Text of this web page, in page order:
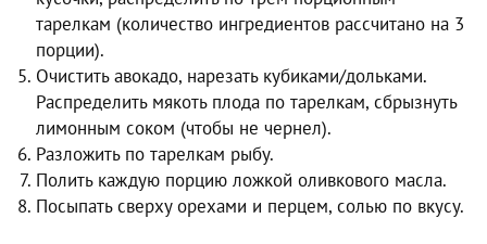
тарелкам (количество ингредиентов рассчитано на 3
порции).
Очистить авокадо, нарезать кубиками/дольками.
Распределить мякоть плода по тарелкам, сбрызнуть
лимонным соком (чтобы не чернел).
Разложить по тарелкам рыбу.
Полить каждую порцию ложкой оливкового масла.
Посыпать сверху орехами и перцем, солью по вкусу.